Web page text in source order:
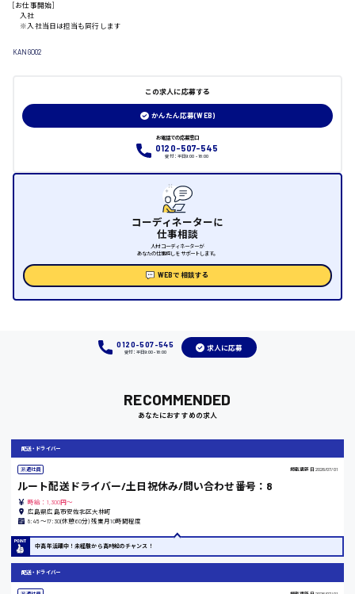
大竹市
三次市
福山市
大阪府
竹原市
日給制すべて
時給1000円～
[お仕事開始]
入社
※入社当日は担当も同行します
KANGO02
この求人に応募する
かんたん応募(WEB)
お電話での応募窓口
0120-507-545
受付：平日9:00 - 18:00
コーディネーターに
仕事相談
人材コーディネーターが
あなたの仕事探しをサポートします。
WEBで相談する
0120-507-545
受付：平日9:00 - 18:00
求人に応募
RECOMMENDED
あなたにおすすめの求人
配送・ドライバー
派遣社員 掲載更新日 2026/07/01
ルート配送ドライバー/土日祝休み/問い合わせ番号：8
時給：1,300円～
広島県広島市安佐北区大林町
8:45〜17:30(休憩60分) 残業月10時間程度
中高年活躍中！未経験から高時給のチャンス！
配送・ドライバー